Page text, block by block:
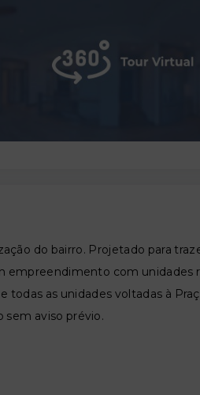
do bairro. Projetado para
empreendimento com unidades
as unidades voltadas à
sem aviso prévio.